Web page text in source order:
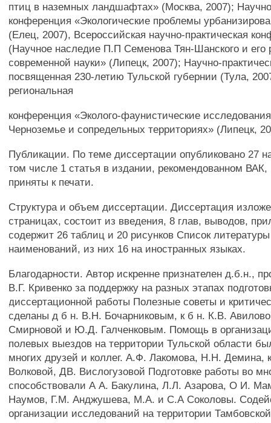
птиц в наземных ландшафтах» (Москва, 2007);
конференция «Экологические проблемы
(Елец, 2007), Всероссийская научно-практическая
(Научное наследие П.П Семенова Тян-Шанского и его
современной науки» (Липецк, 2007); Научно-
посвященная 230-летию Тульской губернии (Тула,
региональная
конференция «Эколого-фаунистические
Черноземье и сопредельных территориях» (Липецк,
Публикации. По теме диссертации опубликовано 27
том числе 1 статья в издании, рекомендованном
приняты к печати.
Структура и объем диссертации. Диссертация
страницах, состоит из введения, 8 глав, выводов,
содержит 26 таблиц и 20 рисунков Список
наименований, из них 16 на иностранных языках.
Благодарности. Автор искренне признателен д.б.н.,
В.Г. Кривенко за поддержку на разных этапах
диссертационной работы Полезные советы и
сделаны д б н. В.Н. Бочарниковым, к б н. К.В.
Смирновой и Ю.Д. Галченковым. Помощь в
полевых выездов на территории Тульской области
многих друзей и коллег. А.Ф. Лакомова, H.H. Демина,
Волковой, ДВ. Вислогузовой Подготовке работы во
способствовали А А. Бакулина, Л.Л. Азарова, О И.
Наумов, Г.М. Анджушева, М.А. и С.А Соколовы.
организации исследований на территории